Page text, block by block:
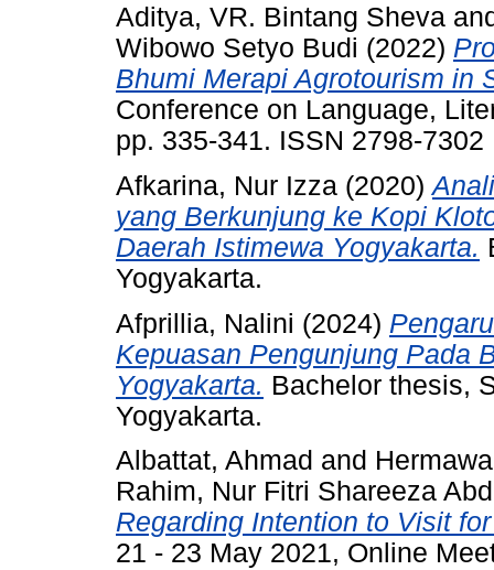
Aditya, VR. Bintang Sheva
Wibowo Setyo Budi (2022)
Bhumi Merapi Agrotourism in
Conference on Language,
pp. 335-341. ISSN 2798-7302
Afkarina, Nur Izza (2020)
yang Berkunjung ke Kopi
Daerah Istimewa Yogyakarta.
Yogyakarta.
Afprillia, Nalini (2024)
Kepuasan Pengunjung Pada
Yogyakarta. Bachelor thesis,
Yogyakarta.
Albattat, Ahmad and
Rahim, Nur Fitri Shareeza
Regarding Intention to Visit
21 - 23 May 2021, Online